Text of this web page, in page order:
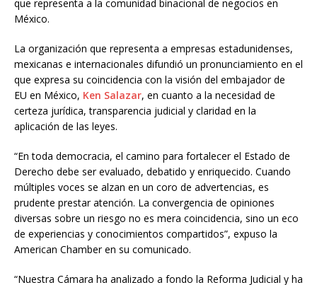
que representa a la comunidad binacional de negocios en
México.
La organización que representa a empresas estadunidenses,
mexicanas e internacionales difundió un pronunciamiento en el
que expresa su coincidencia con la visión del embajador de
EU en México, Ken Salazar, en cuanto a la necesidad de
certeza jurídica, transparencia judicial y claridad en la
aplicación de las leyes.
“En toda democracia, el camino para fortalecer el Estado de
Derecho debe ser evaluado, debatido y enriquecido. Cuando
múltiples voces se alzan en un coro de advertencias, es
prudente prestar atención. La convergencia de opiniones
diversas sobre un riesgo no es mera coincidencia, sino un eco
de experiencias y conocimientos compartidos”, expuso la
American Chamber en su comunicado.
“Nuestra Cámara ha analizado a fondo la Reforma Judicial y ha